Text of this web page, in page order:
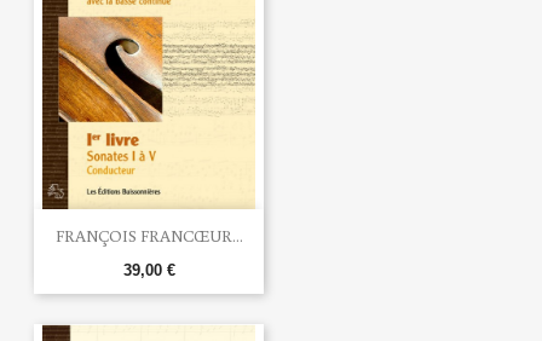
FRANÇOIS FRANCŒUR...
39,00 €